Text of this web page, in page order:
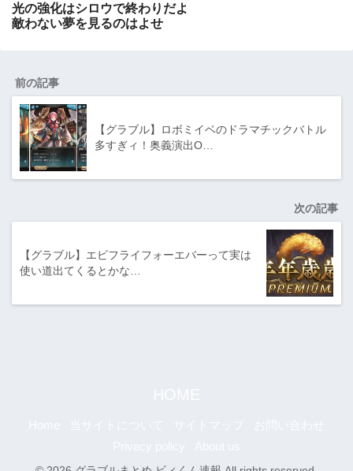
光の強化はシロウで終わりだよ
敵わない夢を見るのはよせ
前の記事
【グラブル】ロボミイベのドラマチックバトル
多すぎィ！奥義演出O…
次の記事
【グラブル】エビフライフォーエバーって実は
使い道出てくるとかな…